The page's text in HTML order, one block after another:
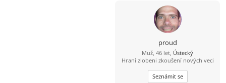
proud
Muž, 46 let, Ústecký
Hraní zlobeni zkoušení nových veci
Seznámit se